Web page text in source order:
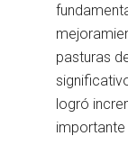
pasturas
logró
importante